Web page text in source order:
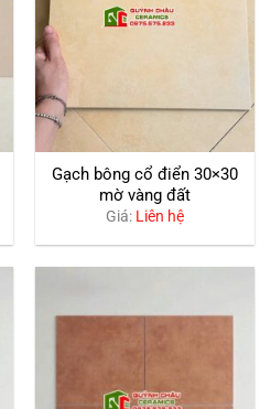
Gạch bông cổ điển 30×30
mờ vàng đất
Giá: Liên hệ